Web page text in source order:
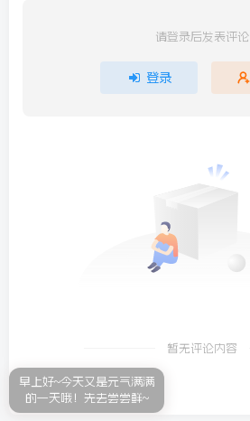
请登录后发表评论
登录
暂无评论内容
早上好~今天又是元气满满
的一天哦！先去尝尝鲜~